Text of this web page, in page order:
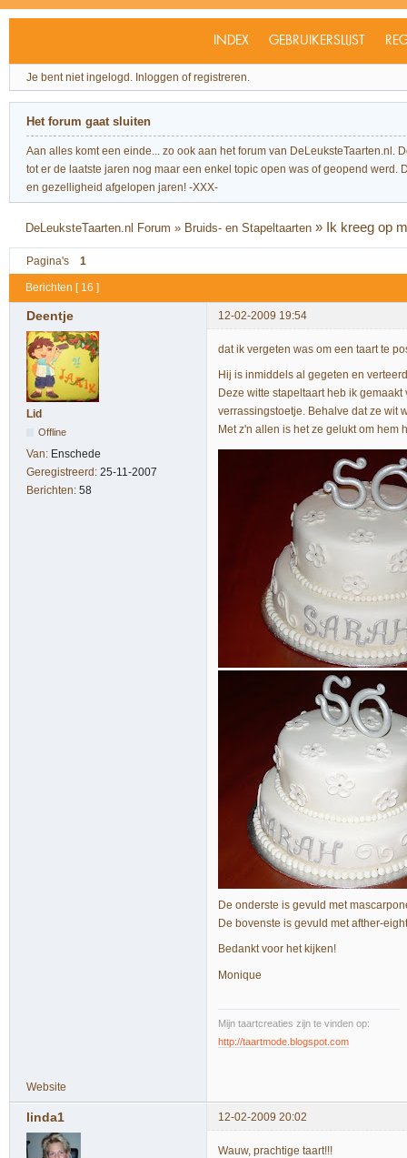
INDEX GEBRUIKERSLIJST
Je bent niet ingelogd. Inloggen of registreren.
Het forum gaat sluiten
Aan alles komt een einde... zo ook aan het forum van
tot er de laatste jaren nog maar een enkel topic open was of geopend
en gezelligheid afgelopen jaren! -XXX-
DeLeuksteTaarten.nl Forum » Bruids- en Stapeltaarten » Ik kreeg op
Pagina's 1
Berichten [ 16 ]
Deentje 12-02-2009 19:54
Lid
Offline
Van: Enschede
Geregistreerd: 25-11-2007
Berichten: 58
dat ik vergeten was om een taart te
Hij is inmiddels al gegeten en
Deze witte stapeltaart heb ik
verrassingstoetje. Behalve dat ze wit
Met z'n allen is het ze gelukt om hem
De onderste is gevuld met
De bovenste is gevuld met afther-
Bedankt voor het kijken!
Monique
Mijn taartcreaties zijn te vinden op:
http://taartmode.blogspot.com
Website
linda1 12-02-2009 20:02
Wauw, prachtige taart!!!